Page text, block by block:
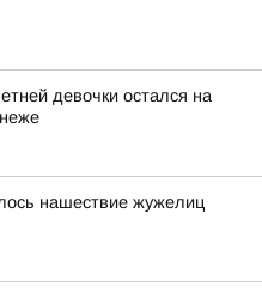
девочки остался на
нашествие жужелиц